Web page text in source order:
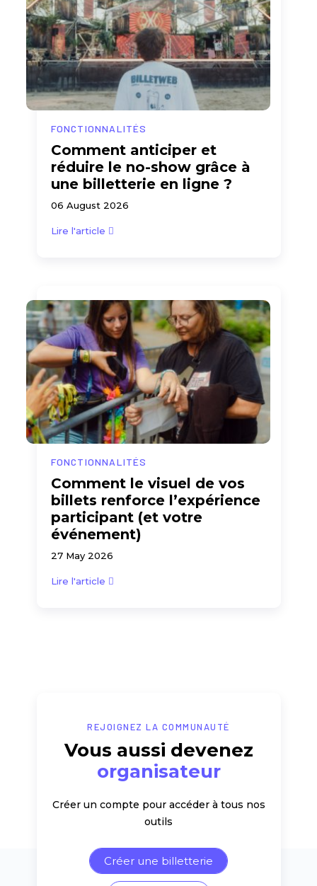
FONCTIONNALITÉS
Comment anticiper et
réduire le no-show grâce à
une billetterie en ligne ?
06 August 2026
Lire l'article
FONCTIONNALITÉS
Comment le visuel de vos
billets renforce l’expérience
participant (et votre
événement)
27 May 2026
Lire l'article
REJOIGNEZ LA COMMUNAUTÉ
Vous aussi devenez
organisateur
Créer un compte pour accéder à tous nos
outils
Créer une billetterie